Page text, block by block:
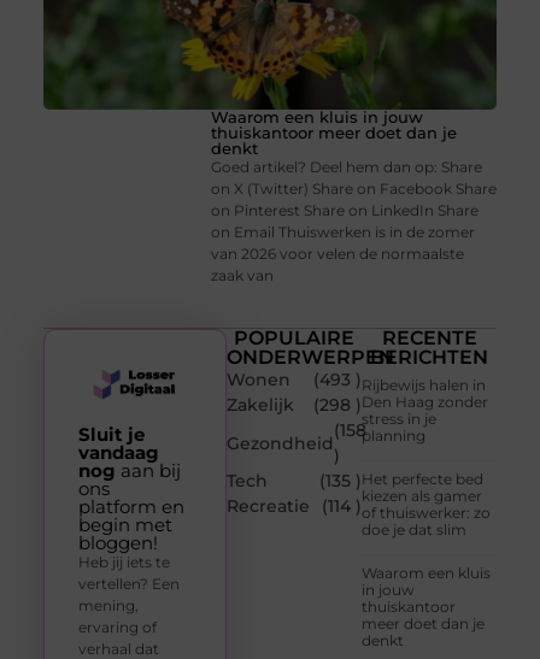
Waarom een kluis in jouw
thuiskantoor meer doet dan je
denkt
Goed artikel? Deel hem dan op: Share
on X (Twitter) Share on Facebook Share
on Pinterest Share on LinkedIn Share
on Email Thuiswerken is in de zomer
van 2026 voor velen de normaalste
zaak van
POPULAIRE
ONDERWERPEN
Wonen
(493 )
Zakelijk
(298 )
Gezondheid
(158
)
Tech
(135 )
Recreatie
(114 )
RECENTE
BERICHTEN
Rijbewijs halen in
Den Haag zonder
stress in je
planning
Het perfecte bed
kiezen als gamer
of thuiswerker: zo
doe je dat slim
Waarom een kluis
in jouw
thuiskantoor
meer doet dan je
denkt
Sluit je
vandaag
nog aan bij
ons
platform en
begin met
bloggen!
Heb jij iets te
vertellen? Een
mening,
ervaring of
verhaal dat